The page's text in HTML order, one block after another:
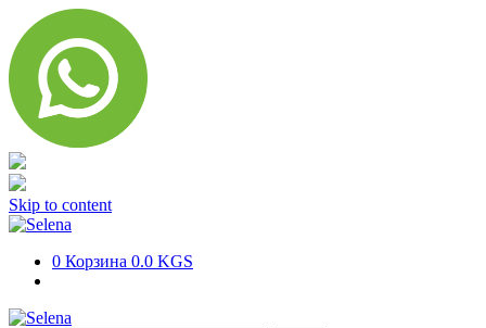
Skip to content
0 Корзина 0.0 KGS